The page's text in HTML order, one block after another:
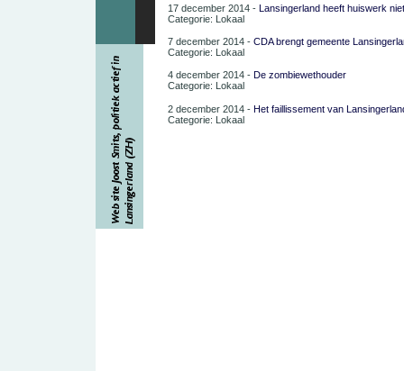
17 december 2014 - Lansingerland heeft huiswerk
Categorie: Lokaal
7 december 2014 - CDA brengt gemeente
Categorie: Lokaal
4 december 2014 - De zombiewethouder
Categorie: Lokaal
2 december 2014 - Het faillissement van
Categorie: Lokaal